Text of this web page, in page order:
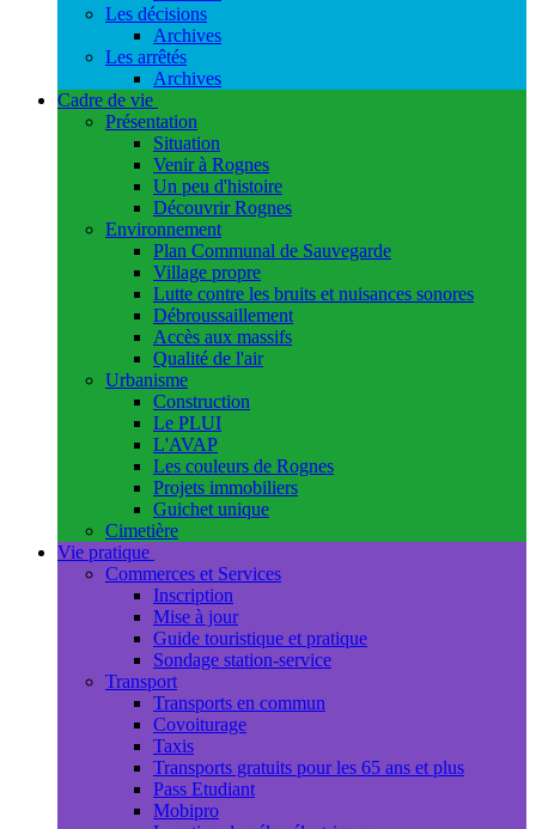
Les décisions
Archives
Les arrêtés
Archives
Cadre de vie
Présentation
Situation
Venir à Rognes
Un peu d'histoire
Découvrir Rognes
Environnement
Plan Communal de Sauvegarde
Village propre
Lutte contre les bruits et nuisances sonores
Débroussaillement
Accès aux massifs
Qualité de l'air
Urbanisme
Construction
Le PLUI
L'AVAP
Les couleurs de Rognes
Projets immobiliers
Guichet unique
Cimetière
Vie pratique
Commerces et Services
Inscription
Mise à jour
Guide touristique et pratique
Sondage station-service
Transport
Transports en commun
Covoiturage
Taxis
Transports gratuits pour les 65 ans et plus
Pass Etudiant
Mobipro